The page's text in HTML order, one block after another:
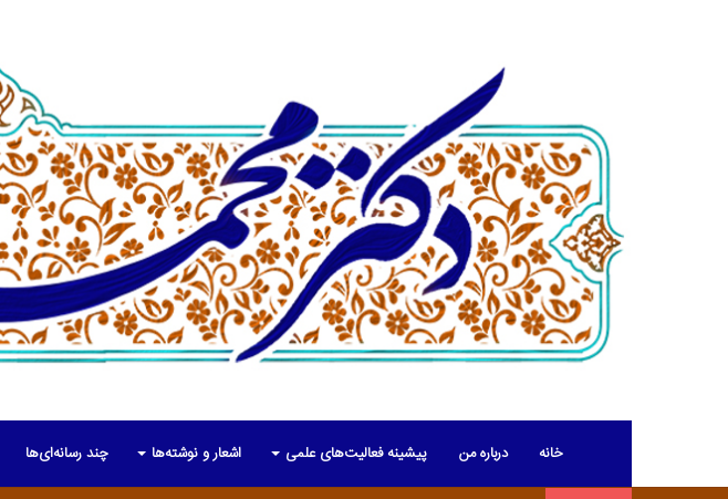
خانه درباره من پیشینه فعالیت‌های علمی اشعار و نوشته‌ها چند رسانه‌ای‌ها